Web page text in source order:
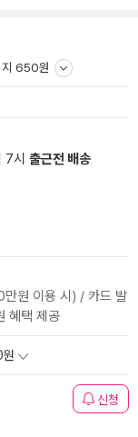
지 650원
7시 출근전 배송
원 이용 시) / 카드 발
혜택 제공
신청